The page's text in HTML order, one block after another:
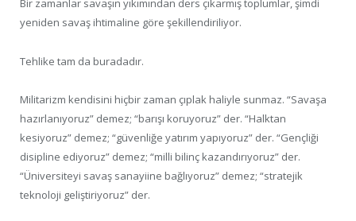
Bir zamanlar savaşın yıkımından ders çıkarmış toplumlar, şimdi
yeniden savaş ihtimaline göre şekillendiriliyor.
Tehlike tam da buradadır.
Militarizm kendisini hiçbir zaman çıplak haliyle sunmaz. “Savaşa
hazırlanıyoruz” demez; “barışı koruyoruz” der. “Halktan
kesiyoruz” demez; “güvenliğe yatırım yapıyoruz” der. “Gençliği
disipline ediyoruz” demez; “milli bilinç kazandırıyoruz” der.
“Üniversiteyi savaş sanayiine bağlıyoruz” demez; “stratejik
teknoloji geliştiriyoruz” der.